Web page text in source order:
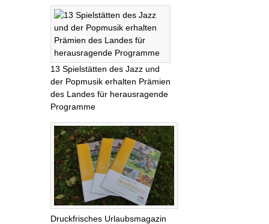
13 Spielstätten des Jazz und
der Popmusik erhalten Prämien
des Landes für herausragende
Programme
Druckfrisches Urlaubsmagazin